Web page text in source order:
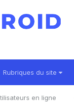
Rubriques du site
en ligne